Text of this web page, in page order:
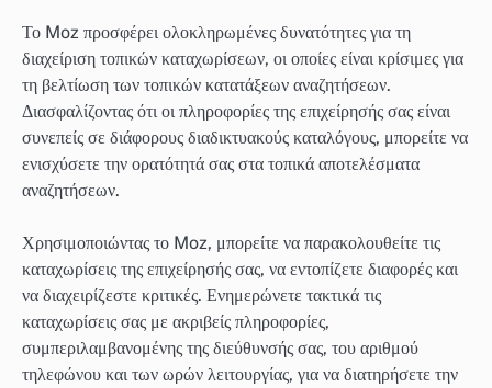
Το Moz προσφέρει ολοκληρωμένες δυνατότητες για τη
διαχείριση τοπικών καταχωρίσεων, οι οποίες είναι κρίσιμες για
τη βελτίωση των τοπικών κατατάξεων αναζητήσεων.
Διασφαλίζοντας ότι οι πληροφορίες της επιχείρησής σας είναι
συνεπείς σε διάφορους διαδικτυακούς καταλόγους, μπορείτε να
ενισχύσετε την ορατότητά σας στα τοπικά αποτελέσματα
αναζητήσεων.
Χρησιμοποιώντας το Moz, μπορείτε να παρακολουθείτε τις
καταχωρίσεις της επιχείρησής σας, να εντοπίζετε διαφορές και
να διαχειρίζεστε κριτικές. Ενημερώνετε τακτικά τις
καταχωρίσεις σας με ακριβείς πληροφορίες,
συμπεριλαμβανομένης της διεύθυνσής σας, του αριθμού
τηλεφώνου και των ωρών λειτουργίας, για να διατηρήσετε την